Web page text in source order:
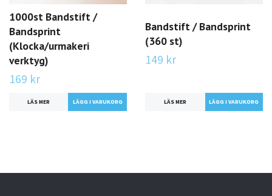
1000st Bandstift /
Bandsprint
(Klocka/urmakeri
verktyg)
169 kr
LÄS MER LÄGG I VARUKORG
Bandstift / Bandsprint
(360 st)
149 kr
LÄS MER